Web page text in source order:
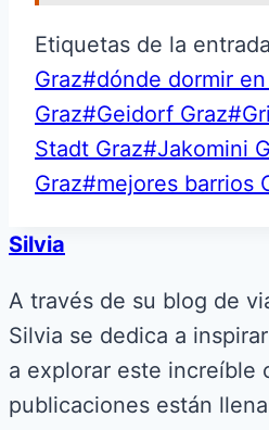
Etiquetas de la
Graz#dónde dormir en
Graz#Geidorf Graz#
Stadt Graz#Jakomini
Graz#mejores barrios
Silvia
A través de su blog de
Silvia se dedica a
a explorar este increíble
publicaciones están